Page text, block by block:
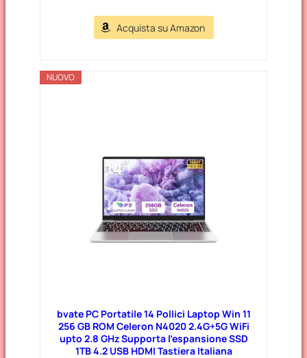
Acquista su Amazon
NUOVO
bvate PC Portatile 14 Pollici Laptop Win 11
256 GB ROM Celeron N4020 2.4G+5G WiFi
upto 2.8 GHz Supporta l’espansione SSD
1TB 4.2 USB HDMI Tastiera Italiana